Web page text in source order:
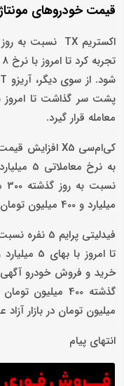
قیمت خودروهای
معامله قرار گیرد.
میلیارد و 400 میلیون تومان در بنگاه‌های معاملاتی عرضه شود.
خرید و فروش خودرو آگهی
میلیون تومان در بازار
انتهای پیام